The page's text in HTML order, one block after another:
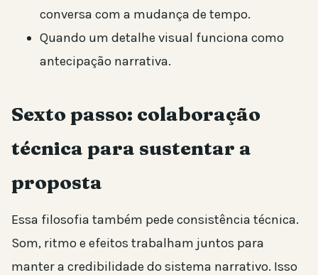
conversa com a mudança de tempo.
Quando um detalhe visual funciona como
antecipação narrativa.
Sexto passo: colaboração
técnica para sustentar a
proposta
Essa filosofia também pede consistência técnica.
Som, ritmo e efeitos trabalham juntos para
manter a credibilidade do sistema narrativo. Isso